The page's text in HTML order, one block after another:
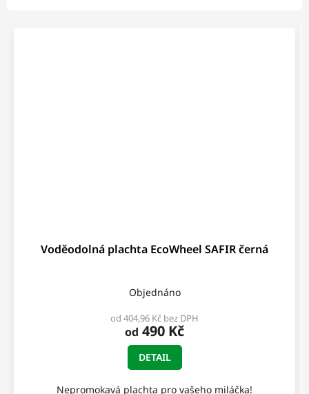
Voděodolná plachta EcoWheel SAFIR černá
Objednáno
od 404,96 Kč bez DPH
od 490 Kč
DETAIL
Nepromokavá plachta pro vašeho miláčka!